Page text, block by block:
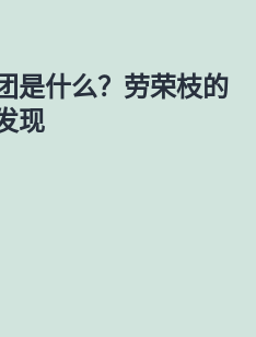
是什么？劳荣枝的
现